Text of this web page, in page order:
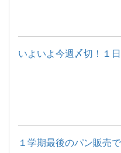
いよいよ今週〆切！１
１学期最後のパン販売で